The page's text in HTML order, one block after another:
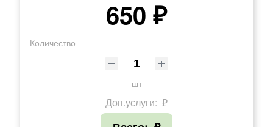
650 ₽
Количество
шт
Доп.услуги: ₽